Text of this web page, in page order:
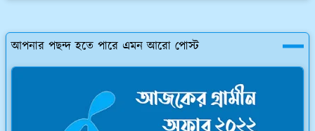
আপনার পছন্দ হতে পারে এমন আরো পোস্ট